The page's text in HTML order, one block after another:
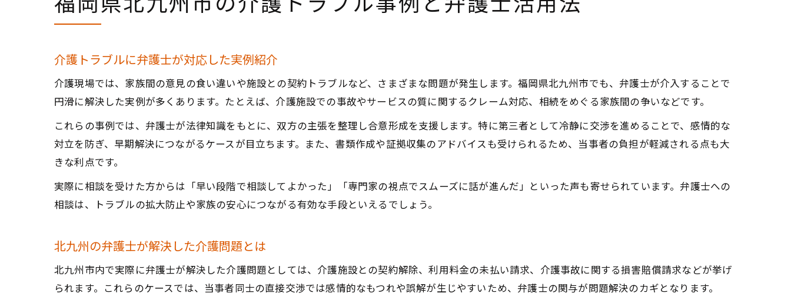
介護トラブルに弁護士が対応した実例紹介
介護現場では、家族間の意見の食い違いや施設との契約トラブルなど、さまざまな問題が発生します。福岡県北九州市でも、弁護士が介入することで
円滑に解決した実例が多くあります。たとえば、介護施設での事故やサービスの質に関するクレーム対応、相続をめぐる家族間の争いなどです。
これらの事例では、弁護士が法律知識をもとに、双方の主張を整理し合意形成を支援します。特に第三者として冷静に交渉を進めることで、感情的な
対立を防ぎ、早期解決につながるケースが目立ちます。また、書類作成や証拠収集のアドバイスも受けられるため、当事者の負担が軽減される点も大
きな利点です。
実際に相談を受けた方からは「早い段階で相談してよかった」「専門家の視点でスムーズに話が進んだ」といった声も寄せられています。弁護士への
相談は、トラブルの拡大防止や家族の安心につながる有効な手段といえるでしょう。
北九州の弁護士が解決した介護問題とは
北九州市内で実際に弁護士が解決した介護問題としては、介護施設との契約解除、利用料金の未払い請求、介護事故に関する損害賠償請求などが挙げ
られます。これらのケースでは、当事者同士の直接交渉では感情的なもつれや誤解が生じやすいため、弁護士の関与が問題解決のカギとなります。